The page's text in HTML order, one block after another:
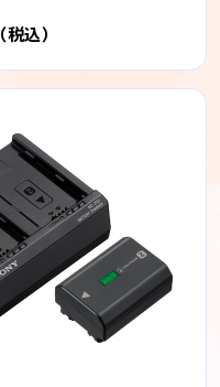
（税込）